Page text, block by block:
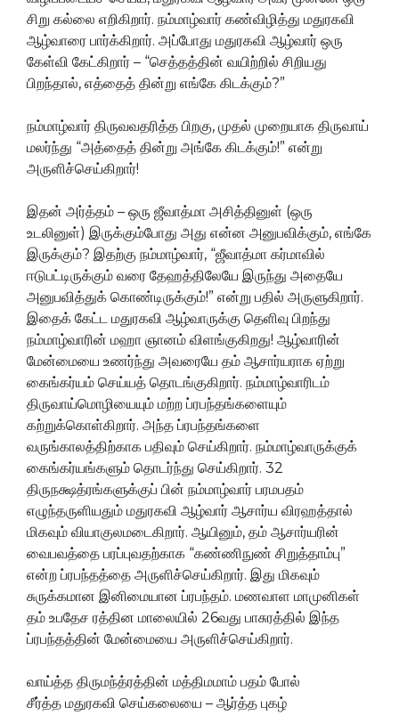
சிறு கல்லை எறிகிறார். நம்மாழ்வார் கண்விழித்து மதுரகவி
ஆழ்வாரை பார்க்கிறார். அப்போது மதுரகவி ஆழ்வார் ஒரு
கேள்வி கேட்கிறார் – “செத்தத்தின் வயிற்றில் சிறியது
பிறந்தால், எத்தைத் தின்று எங்கே கிடக்கும்?”
நம்மாழ்வார் திருவவதரித்த பிறகு, முதல் முறையாக திருவாய்
மலர்ந்து “அத்தைத் தின்று அங்கே கிடக்கும்!” என்று
அருளிச்செய்கிறார்!
இதன் அர்த்தம் – ஒரு ஜீவாத்மா அசித்தினுள் (ஒரு
உடலினுள்) இருக்கும்போது அது என்ன அனுபவிக்கும், எங்கே
இருக்கும்? இதற்கு நம்மாழ்வார், “ஜீவாத்மா கர்மாவில்
ஈடுபட்டிருக்கும் வரை தேஹத்திலேயே இருந்து அதையே
அனுபவித்துக் கொண்டிருக்கும்!” என்று பதில் அருளுகிறார்.
இதைக் கேட்ட மதுரகவி ஆழ்வாருக்கு தெளிவு பிறந்து
நம்மாழ்வாரின் மஹா ஞானம் விளங்குகிறது! ஆழ்வாரின்
மேன்மையை உணர்ந்து அவரையே தம் ஆசார்யராக ஏற்று
கைங்கர்யம் செய்யத் தொடங்குகிறார். நம்மாழ்வாரிடம்
திருவாய்மொழியையும் மற்ற ப்ரபந்தங்களையும்
கற்றுக்கொள்கிறார். அந்த ப்ரபந்தங்களை
வருங்காலத்திற்காக பதிவும் செய்கிறார். நம்மாழ்வாருக்குக்
கைங்கர்யங்களும் தொடர்ந்து செய்கிறார். 32
திருநக்ஷத்ரங்களுக்குப் பின் நம்மாழ்வார் பரமபதம்
எழுந்தருளியதும் மதுரகவி ஆழ்வார் ஆசார்ய விரஹத்தால்
மிகவும் வியாகுலமடைகிறார். ஆயினும், தம் ஆசார்யரின்
வைபவத்தை பரப்புவதற்காக “கண்ணிநுண் சிறுத்தாம்பு”
என்ற ப்ரபந்தத்தை அருளிச்செய்கிறார். இது மிகவும்
சுருக்கமான இனிமையான ப்ரபந்தம். மணவாள மாமுனிகள்
தம் உபதேச ரத்தின மாலையில் 26வது பாசுரத்தில் இந்த
ப்ரபந்தத்தின் மேன்மையை அருளிச்செய்கிறார்.
வாய்த்த திருமந்த்ரத்தின் மத்திமமாம் பதம் போல்
சீர்த்த மதுரகவி செய்கலையை – ஆர்த்த புகழ்